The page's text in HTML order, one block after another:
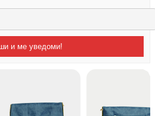
и ме уведоми!